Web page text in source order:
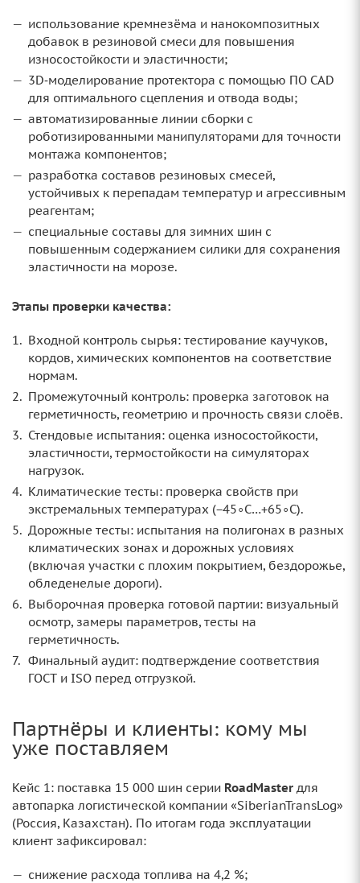
использование кремнезёма и нанокомпозитных
добавок в резиновой смеси для повышения
износостойкости и эластичности;
3D‑моделирование протектора с помощью ПО CAD
для оптимального сцепления и отвода воды;
автоматизированные линии сборки с
роботизированными манипуляторами для точности
монтажа компонентов;
разработка составов резиновых смесей,
устойчивых к перепадам температур и агрессивным
реагентам;
специальные составы для зимних шин с
повышенным содержанием силики для сохранения
эластичности на морозе.
Этапы проверки качества:
Входной контроль сырья: тестирование каучуков,
кордов, химических компонентов на соответствие
нормам.
Промежуточный контроль: проверка заготовок на
герметичность, геометрию и прочность связи слоёв.
Стендовые испытания: оценка износостойкости,
эластичности, термостойкости на симуляторах
нагрузок.
Климатические тесты: проверка свойств при
экстремальных температурах (−45∘C…+65∘C).
Дорожные тесты: испытания на полигонах в разных
климатических зонах и дорожных условиях
(включая участки с плохим покрытием, бездорожье,
обледенелые дороги).
Выборочная проверка готовой партии: визуальный
осмотр, замеры параметров, тесты на
герметичность.
Финальный аудит: подтверждение соответствия
ГОСТ и ISO перед отгрузкой.
Партнёры и клиенты: кому мы
уже поставляем
Кейс 1: поставка 15 000 шин серии RoadMaster для
автопарка логистической компании «SiberianTransLog»
(Россия, Казахстан). По итогам года эксплуатации
клиент зафиксировал:
снижение расхода топлива на 4,2 %;